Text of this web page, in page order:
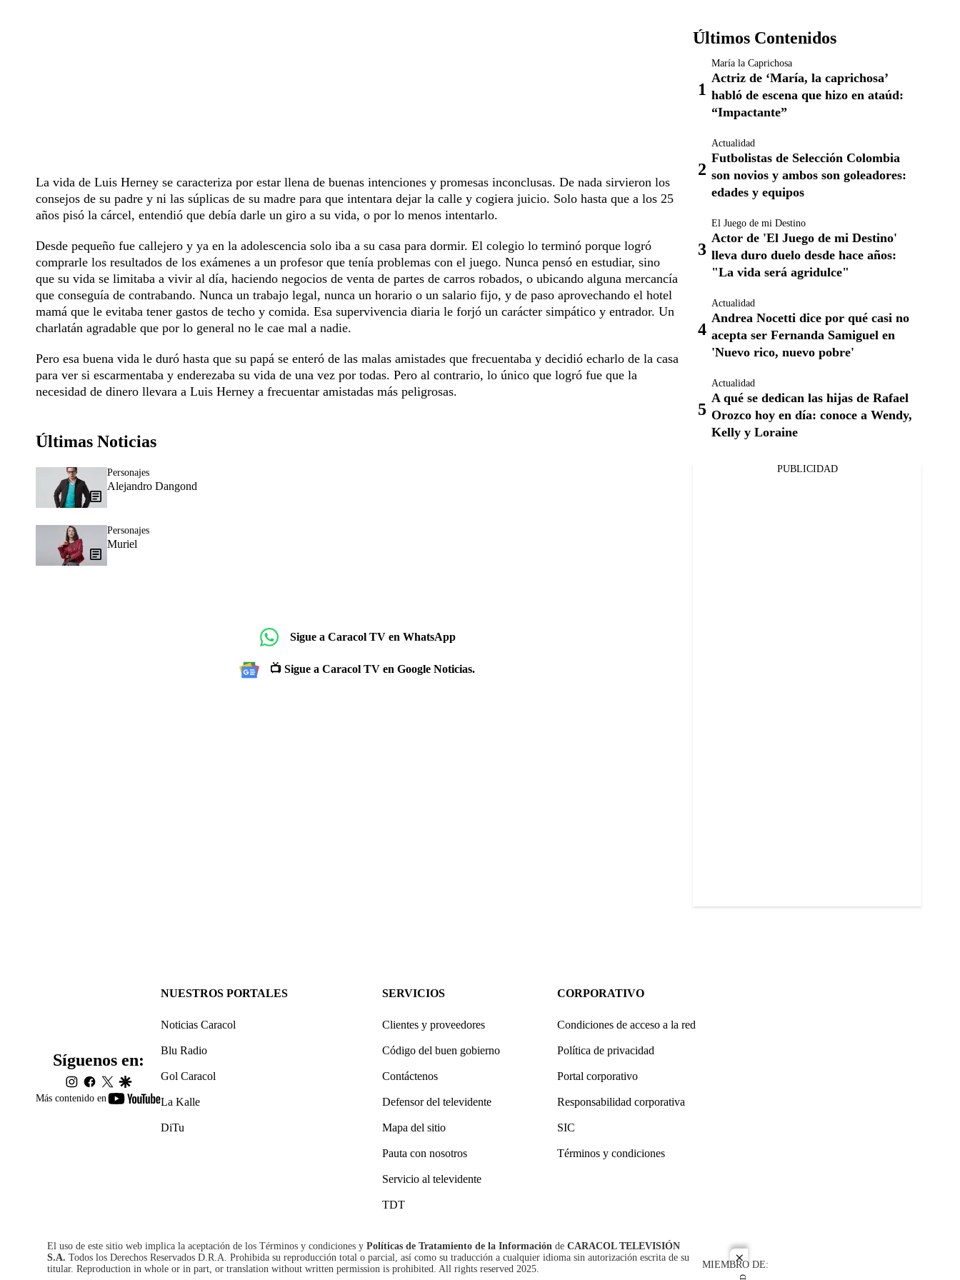
close
La vida de Luis Herney se caracteriza por estar llena de buenas intenciones y promesas inconclusas. De nada sirvieron los
consejos de su padre y ni las súplicas de su madre para que intentara dejar la calle y cogiera juicio. Solo hasta que a los 25
años pisó la cárcel, entendió que debía darle un giro a su vida, o por lo menos intentarlo.
Desde pequeño fue callejero y ya en la adolescencia solo iba a su casa para dormir. El colegio lo terminó porque logró
comprarle los resultados de los exámenes a un profesor que tenía problemas con el juego. Nunca pensó en estudiar, sino
que su vida se limitaba a vivir al día, haciendo negocios de venta de partes de carros robados, o ubicando alguna mercancía
que conseguía de contrabando. Nunca un trabajo legal, nunca un horario o un salario fijo, y de paso aprovechando el hotel
mamá que le evitaba tener gastos de techo y comida. Esa supervivencia diaria le forjó un carácter simpático y entrador. Un
charlatán agradable que por lo general no le cae mal a nadie.
Pero esa buena vida le duró hasta que su papá se enteró de las malas amistades que frecuentaba y decidió echarlo de la casa
para ver si escarmentaba y enderezaba su vida de una vez por todas. Pero al contrario, lo único que logró fue que la
necesidad de dinero llevara a Luis Herney a frecuentar amistadas más peligrosas.
Últimas Noticias
Personajes
Alejandro Dangond
Personajes
Muriel
Sigue a Caracol TV en WhatsApp
📺 Sigue a Caracol TV en Google Noticias.
Últimos Contenidos
María la Caprichosa
Actriz de ‘María, la caprichosa’
habló de escena que hizo en ataúd:
“Impactante”
Actualidad
Futbolistas de Selección Colombia
son novios y ambos son goleadores:
edades y equipos
El Juego de mi Destino
Actor de 'El Juego de mi Destino'
lleva duro duelo desde hace años:
"La vida será agridulce"
Actualidad
Andrea Nocetti dice por qué casi no
acepta ser Fernanda Samiguel en
'Nuevo rico, nuevo pobre'
Actualidad
A qué se dedican las hijas de Rafael
Orozco hoy en día: conoce a Wendy,
Kelly y Loraine
PUBLICIDAD
Más contenido en
youtube-
Síguenos en:
instagram
facebook
twittergoogle
NUESTROS PORTALES
Noticias Caracol
Blu Radio
Gol Caracol
La Kalle
DiTu
SERVICIOS
Clientes y proveedores
Código del buen gobierno
Contáctenos
Defensor del televidente
Mapa del sitio
Pauta con nosotros
Servicio al televidente
TDT
CORPORATIVO
Condiciones de acceso a la red
Política de privacidad
Portal corporativo
Responsabilidad corporativa
SIC
Términos y condiciones
El uso de este sitio web implica la aceptación de los Términos y condiciones y Políticas de Tratamiento de la Información de CARACOL TELEVISIÓN
S.A. Todos los Derechos Reservados D.R.A. Prohibida su reproducción total o parcial, así como su traducción a cualquier idioma sin autorización escrita de su
titular. Reproduction in whole or in part, or translation without written permission is prohibited. All rights reserved 2025.
MIEMBRO DE: